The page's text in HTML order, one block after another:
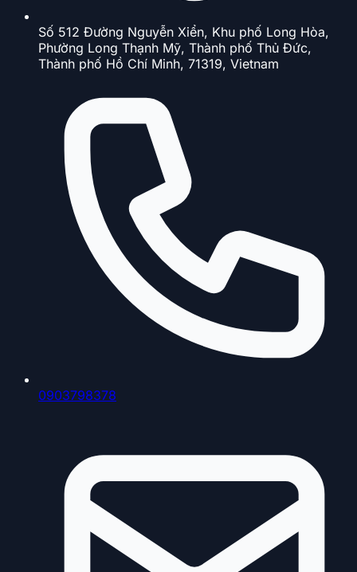
Số 512 Đường Nguyễn Xiển, Khu phố Long Hòa,
Phường Long Thạnh Mỹ, Thành phố Thủ Đức,
Thành phố Hồ Chí Minh, 71319, Vietnam
0903798378